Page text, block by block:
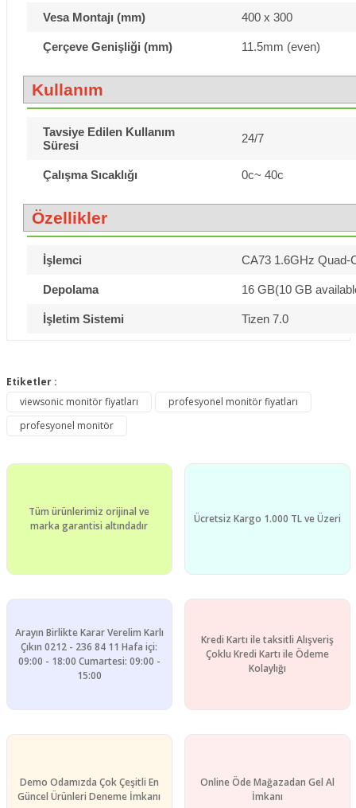
Vesa Montajı (mm) 400 x 300
Çerçeve Genişliği (mm) 11.5mm (even)
Kullanım
Tavsiye Edilen Kullanım
Süresi
24/7
Çalışma Sıcaklığı 0c~ 40c
Özellikler
İşlemci CA73 1.6GHz Quad-
Depolama 16 GB(10 GB
İşletim Sistemi Tizen 7.0
konularda yetersiz gördüğünüz noktaları öneri formunu
Görüş ve önerileriniz için teşekkür ederiz.
Ürün açıklamasında eksik bilgiler bulunuyor.
Ürün fiyatı diğer sitelerden daha pahalı.
Etiketler :
viewsonic monitör fiyatları
profesyonel monitör fiyatları
profesyonel monitör
Tüm ürünlerimiz orijinal ve
marka garantisi altındadır
Ücretsiz Kargo 1.000 TL ve Üzeri
Arayın Birlikte Karar Verelim Karlı
Çıkın 0212 - 236 84 11 Hafa içi:
09:00 - 18:00 Cumartesi: 09:00 -
15:00
Kredi Kartı ile taksitli Alışveriş
Çoklu Kredi Kartı ile Ödeme
Kolaylığı
Demo Odamızda Çok Çeşitli En
Güncel Ürünleri Deneme İmkanı
Online Öde Mağazadan Gel Al
İmkanı